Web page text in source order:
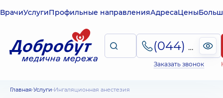
ВрачиУслугиПрофильные направленияАдресаЦены
(044) 495-2-888
Заказать звонок
Главная Услуги Ингаляционная анестезия